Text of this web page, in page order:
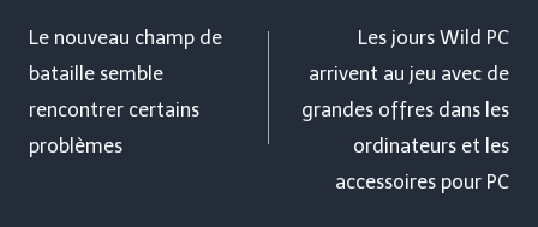
de
l’article
Le nouveau champ de
bataille semble
rencontrer certains
problèmes
Les jours Wild PC
arrivent au jeu avec de
grandes offres dans les
ordinateurs et les
accessoires pour PC